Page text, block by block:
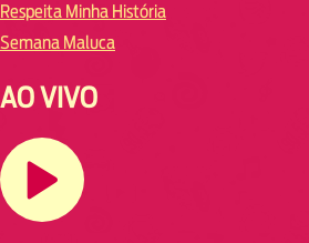
Respeita Minha História
Semana Maluca
AO VIVO